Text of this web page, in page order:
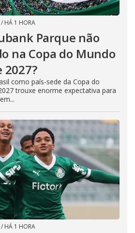
/ HÁ 1 HORA
Parque não
na Copa do Mundo
2027?
como país-sede da Copa do
trouxe enorme expectativa para
/ HÁ 1 HORA